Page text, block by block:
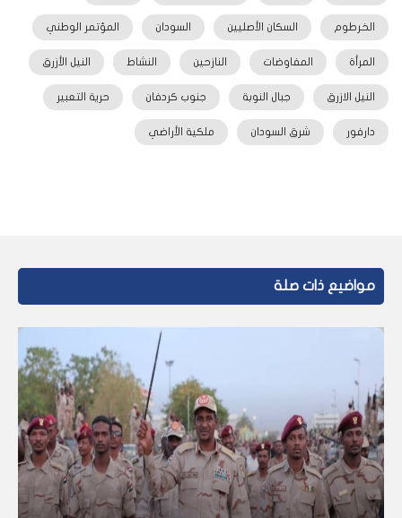
الخرطوم السكان الأصليين السودان المؤتمر الوطني
المرأة المفاوضات النازحين النشاط النيل الأزرق
النيل الازرق جبال النوبة جنوب كردفان حرية التعبير
دارفور شرق السودان ملكية الأراضي
مواضيع ذات صلة